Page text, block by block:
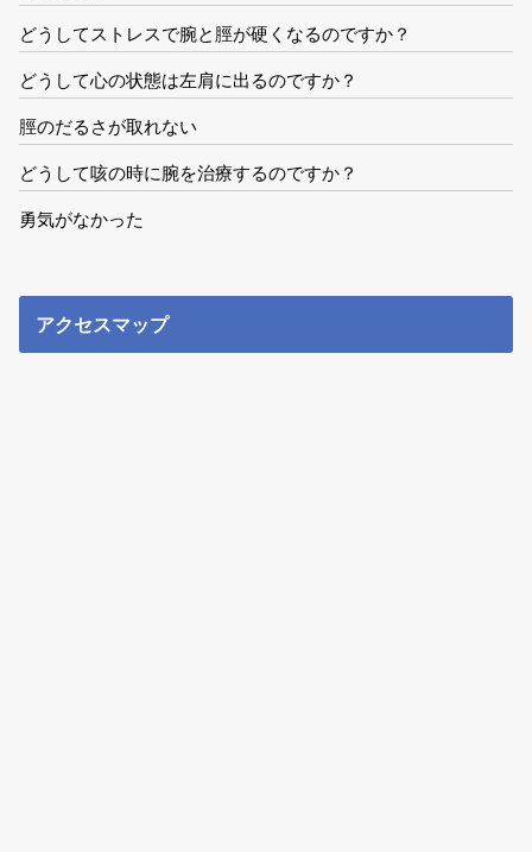
どうしてストレスで腕と脛が硬くなるのですか？
どうして心の状態は左肩に出るのですか？
脛のだるさが取れない
どうして咳の時に腕を治療するのですか？
勇気がなかった
アクセスマップ